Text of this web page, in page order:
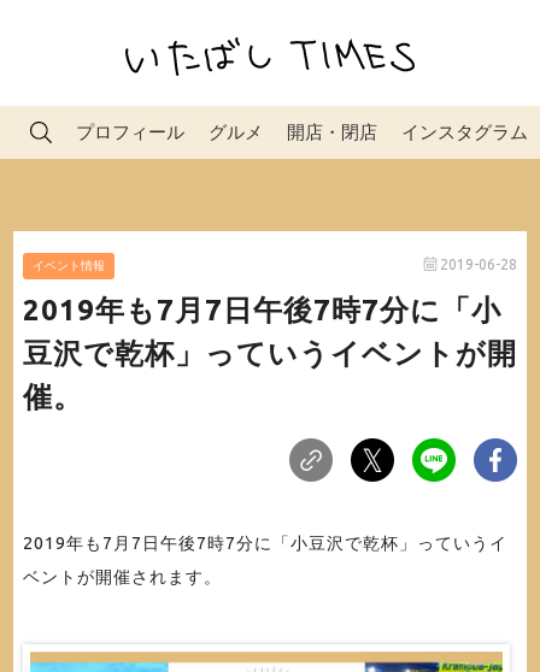
プロフィール グルメ 開店・閉店 インスタグラム
イベント情報 2019-06-28
2019年も7月7日午後7時7分に「小
豆沢で乾杯」っていうイベントが開
催。
2019年も7月7日午後7時7分に「小豆沢で乾杯」っていうイ
ベントが開催されます。